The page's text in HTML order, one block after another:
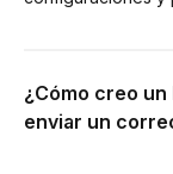
¿Cómo creo
enviar un